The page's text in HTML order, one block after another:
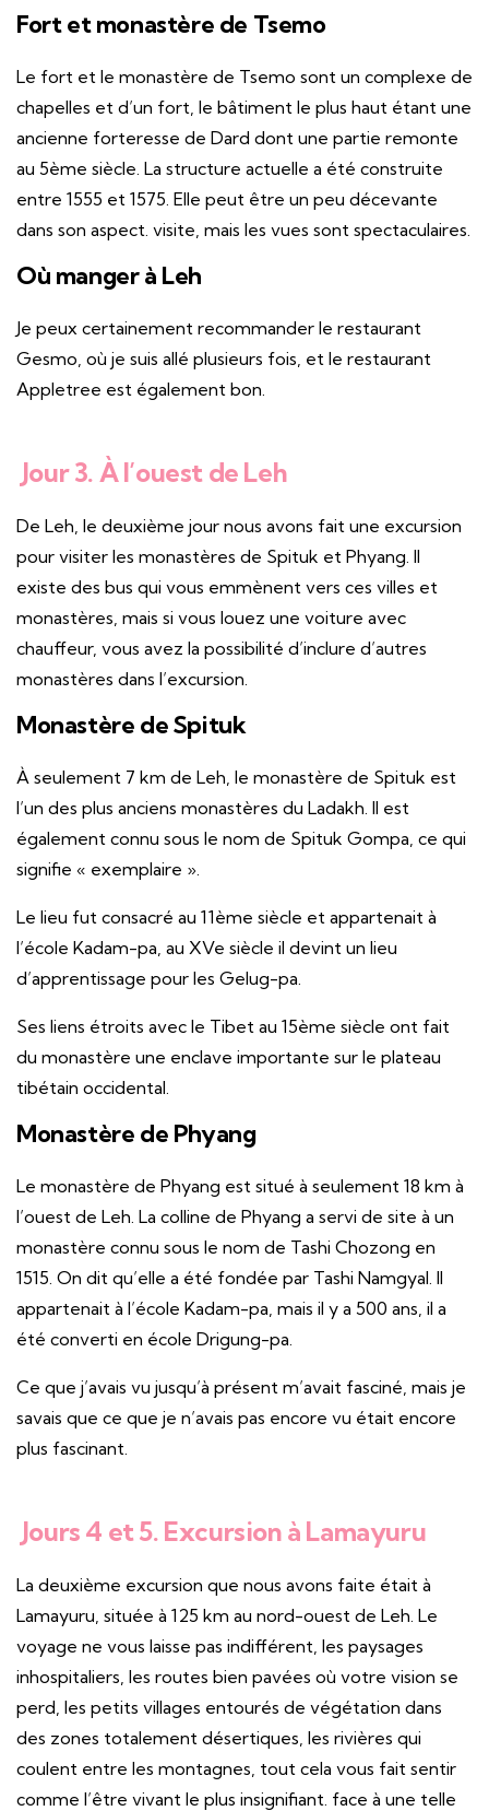
Fort et monastère de Tsemo
Le fort et le monastère de Tsemo sont un complexe de
chapelles et d’un fort, le bâtiment le plus haut étant une
ancienne forteresse de Dard dont une partie remonte
au 5ème siècle. La structure actuelle a été construite
entre 1555 et 1575. Elle peut être un peu décevante
dans son aspect. visite, mais les vues sont spectaculaires.
Où manger à Leh
Je peux certainement recommander le restaurant
Gesmo, où je suis allé plusieurs fois, et le restaurant
Appletree est également bon.
Jour 3. À l’ouest de Leh
De Leh, le deuxième jour nous avons fait une excursion
pour visiter les monastères de Spituk et Phyang. Il
existe des bus qui vous emmènent vers ces villes et
monastères, mais si vous louez une voiture avec
chauffeur, vous avez la possibilité d’inclure d’autres
monastères dans l’excursion.
Monastère de Spituk
À seulement 7 km de Leh, le monastère de Spituk est
l’un des plus anciens monastères du Ladakh. Il est
également connu sous le nom de Spituk Gompa, ce qui
signifie « exemplaire ».
Le lieu fut consacré au 11ème siècle et appartenait à
l’école Kadam-pa, au XVe siècle il devint un lieu
d’apprentissage pour les Gelug-pa.
Ses liens étroits avec le Tibet au 15ème siècle ont fait
du monastère une enclave importante sur le plateau
tibétain occidental.
Monastère de Phyang
Le monastère de Phyang est situé à seulement 18 km à
l’ouest de Leh. La colline de Phyang a servi de site à un
monastère connu sous le nom de Tashi Chozong en
1515. On dit qu’elle a été fondée par Tashi Namgyal. Il
appartenait à l’école Kadam-pa, mais il y a 500 ans, il a
été converti en école Drigung-pa.
Ce que j’avais vu jusqu’à présent m’avait fasciné, mais je
savais que ce que je n’avais pas encore vu était encore
plus fascinant.
Jours 4 et 5. Excursion à Lamayuru
La deuxième excursion que nous avons faite était à
Lamayuru, située à 125 km au nord-ouest de Leh. Le
voyage ne vous laisse pas indifférent, les paysages
inhospitaliers, les routes bien pavées où votre vision se
perd, les petits villages entourés de végétation dans
des zones totalement désertiques, les rivières qui
coulent entre les montagnes, tout cela vous fait sentir
comme l’être vivant le plus insignifiant. face à une telle